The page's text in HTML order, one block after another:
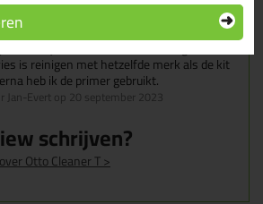
het busje niet omstoot. Het reinigde
is reinigen met hetzelfde merk als de kit
heb ik de primer gebruikt.
Jan-Evert op 20 september 2023
schrijven?
Otto Cleaner T >